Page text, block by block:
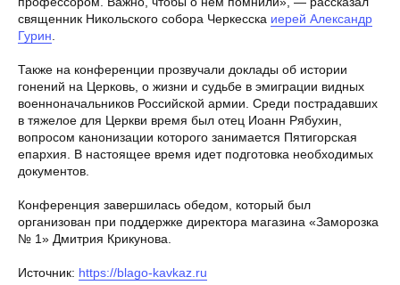
священник Никольского собора Черкесска иерей Александр
Гурин
Также на конференции прозвучали доклады об истории
гонений на Церковь, о жизни и судьбе в эмиграции видных
военноначальников Российской армии. Среди пострадавших
в тяжелое для Церкви время был отец Иоанн Рябухин,
вопросом канонизации которого занимается Пятигорская
епархия. В настоящее время идет подготовка необходимых
документов.
Конференция завершилась обедом, который был
организован при поддержке директора магазина «Заморозка
№ 1» Дмитрия Крикунова.
Источник: https://blago-kavkaz.ru